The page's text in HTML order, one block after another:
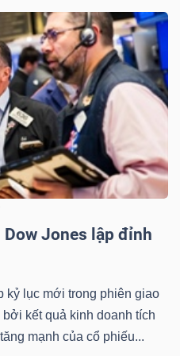
Jones lập đỉnh
kỷ lục mới trong phiên giao
kết quả kinh doanh tích
mạnh của cổ phiếu...